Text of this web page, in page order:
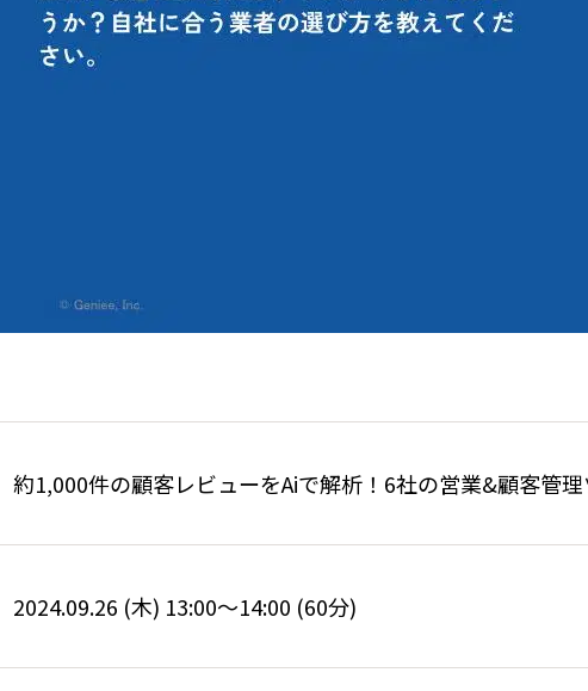
約1,000件の顧客レビューをAiで解析！6社の営業&顧客管
2024.09.26 (木) 13:00〜14:00 (60分)